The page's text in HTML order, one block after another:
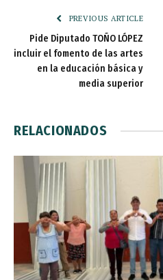
PREVIOUS ARTICLE
Pide Diputado TOÑO LÓPEZ
incluir el fomento de las artes
en la educación básica y
media superior
RELACIONADOS